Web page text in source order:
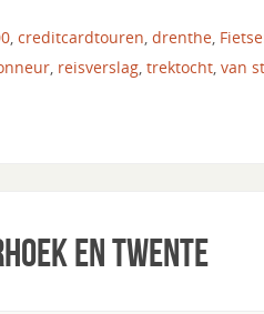
, creditcardtouren, drenthe,
, reisverslag, trektocht, van
en Twente